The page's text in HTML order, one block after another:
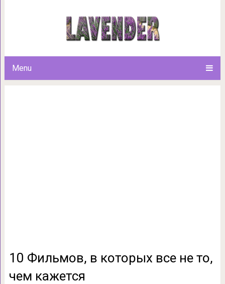
Menu
10 Фильмов, в которых
10 Фильмов, в которых все не то,
чем кажется